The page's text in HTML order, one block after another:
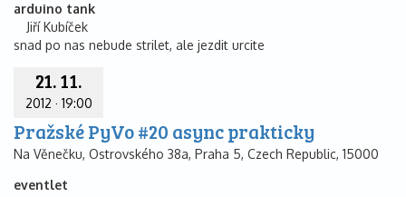
arduino tank
Jiří Kubíček
snad po nas nebude strilet, ale jezdit urcite
21. 11.
2012 · 19:00
Pražské PyVo #20 async prakticky
Na Věnečku, Ostrovského 38a, Praha 5, Czech Republic, 15000
eventlet